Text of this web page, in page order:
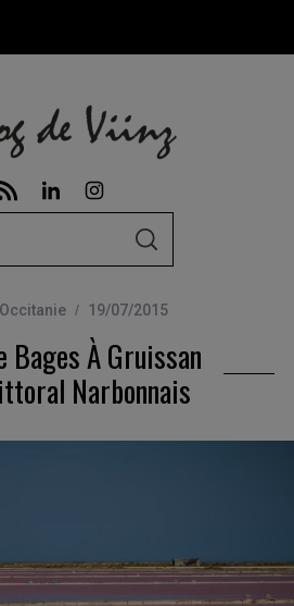
S
C
H
Occitanie 19/07/2015
Bages À Gruissan
Narbonnais